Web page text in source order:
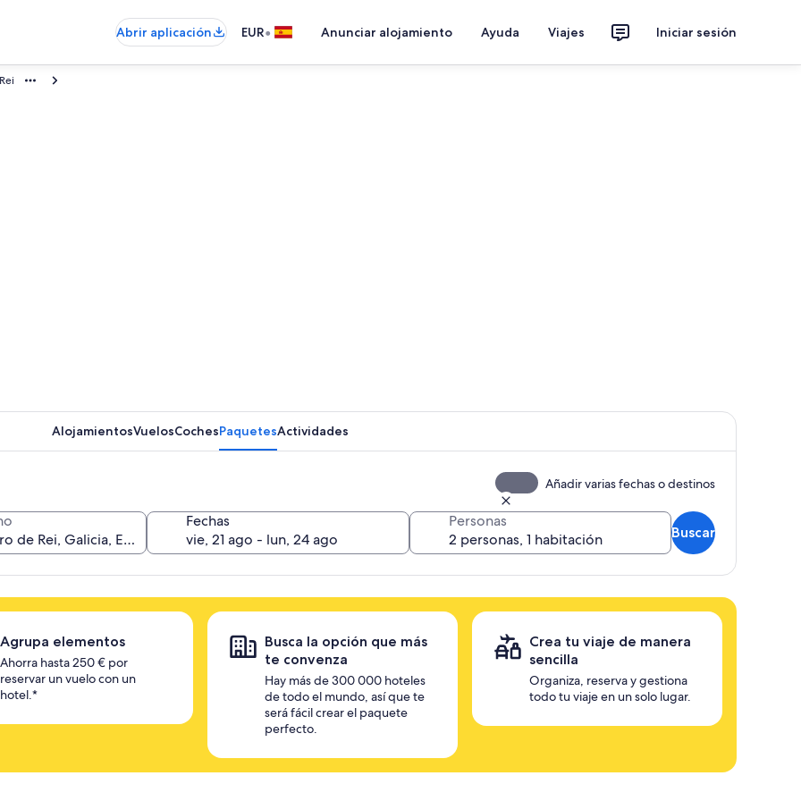
Abrir aplicación EUR• Anunciar alojamiento Ayuda Viajes Iniciar sesión
AlojamientosVuelosCochesPaquetesActividades
Añadir varias fechas o destinos
Fechas Personas
Buscar
Agrupa elementos
Ahorra hasta 250 € por
reservar un vuelo con un
hotel.*
Busca la opción que más
te convenza
Hay más de 300 000 hoteles
de todo el mundo, así que te
será fácil crear el paquete
perfecto.
Crea tu viaje de manera
sencilla
Organiza, reserva y gestiona
todo tu viaje en un solo lugar.